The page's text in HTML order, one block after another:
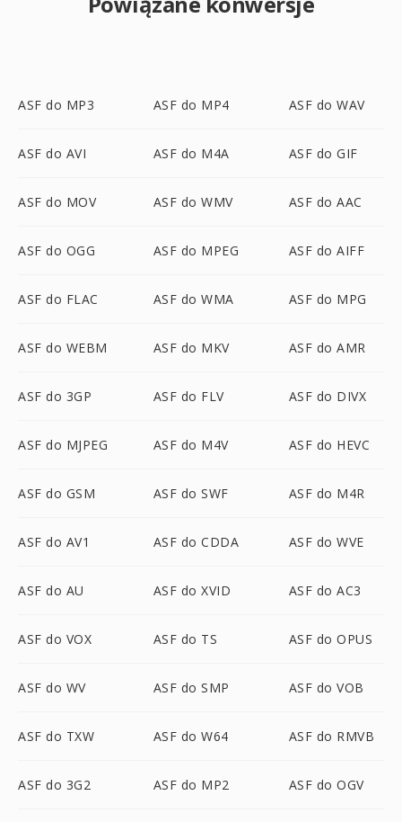
ASF do MP3 ASF do MP4 ASF do WAV
ASF do AVI ASF do M4A ASF do GIF
ASF do MOV ASF do WMV ASF do AAC
ASF do OGG ASF do MPEG ASF do AIFF
ASF do FLAC ASF do WMA ASF do MPG
ASF do WEBM ASF do MKV ASF do AMR
ASF do 3GP ASF do FLV ASF do DIVX
ASF do MJPEG ASF do M4V ASF do HEVC
ASF do GSM ASF do SWF ASF do M4R
ASF do AV1 ASF do CDDA ASF do WVE
ASF do AU ASF do XVID ASF do AC3
ASF do VOX ASF do TS ASF do OPUS
ASF do WV ASF do SMP ASF do VOB
ASF do TXW ASF do W64 ASF do RMVB
ASF do 3G2 ASF do MP2 ASF do OGV